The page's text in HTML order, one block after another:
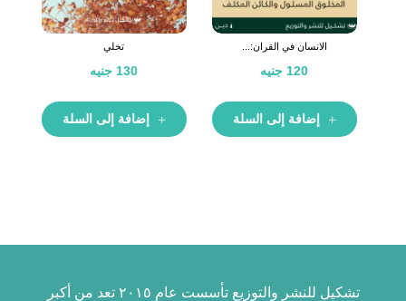
الانسان في القران:...
120 جنيه
إضافة إلى السلة
تخلي
130 جنيه
إضافة إلى السلة
تشكيل للنشر والتوزيع تأسست عام ٢٠١٥ تعد من أكبر